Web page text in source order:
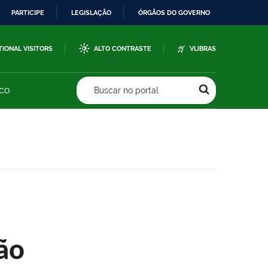
PARTICIPE LEGISLAÇÃO ÓRGÃOS DO GOVERNO
VISITORS ALTO CONTRASTE VLIBRAS
Buscar no portal